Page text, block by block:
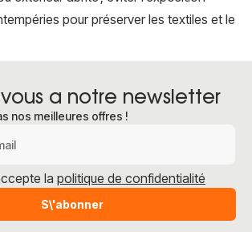
pour préserver les textiles et le
a notre newsletter
nos meilleures offres !
S\'abonner
la politique de confidentialité